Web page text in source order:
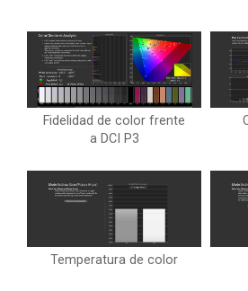
Fidelidad de color frente
a DCI P3
Temperatura de color